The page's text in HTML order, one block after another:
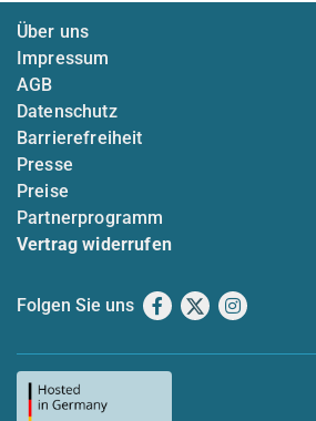
Über uns
Impressum
AGB
Datenschutz
Barrierefreiheit
Presse
Preise
Partnerprogramm
Vertrag widerrufen
Folgen Sie uns Facebook
X Instagram